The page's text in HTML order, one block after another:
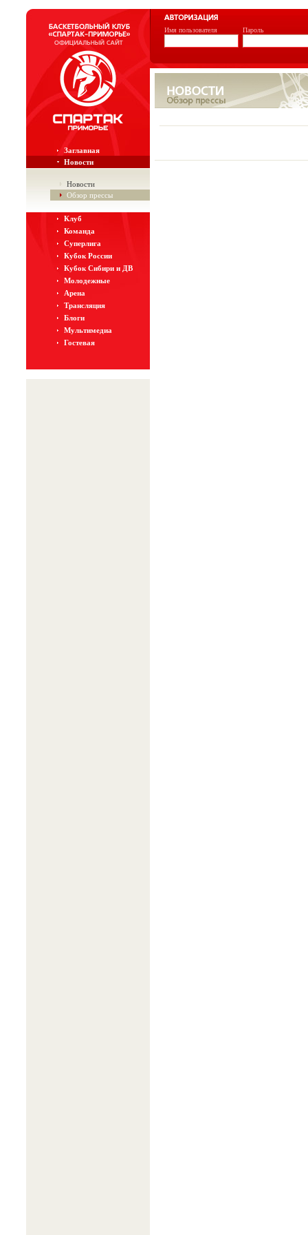
Имя пользователя Пароль
Заглавная
Новости
Новости
Обзор прессы
Клуб
Команда
Суперлига
Кубок России
Кубок Сибири и ДВ
Молодежные
Арена
Трансляция
Блоги
Мультимедиа
Гостевая